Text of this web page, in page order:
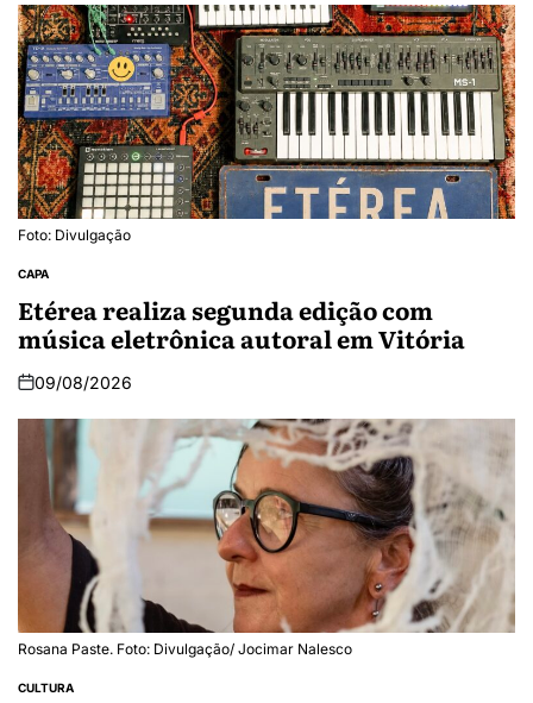
Foto: Divulgação
CAPA
Etérea realiza segunda edição com
música eletrônica autoral em Vitória
09/08/2026
Rosana Paste. Foto: Divulgação/ Jocimar Nalesco
CULTURA